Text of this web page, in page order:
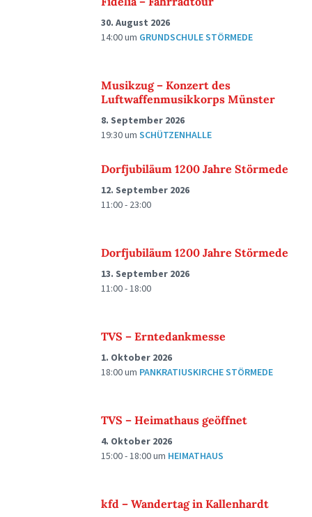
30. August 2026
14:00um GRUNDSCHULE STÖRMEDE
Musikzug – Konzert des
Luftwaffenmusikkorps Münster
8. September 2026
19:30um SCHÜTZENHALLE
Dorfjubiläum 1200 Jahre Störmede
12. September 2026
11:00 - 23:00
Dorfjubiläum 1200 Jahre Störmede
13. September 2026
11:00 - 18:00
TVS – Erntedankmesse
1. Oktober 2026
18:00um PANKRATIUSKIRCHE STÖRMEDE
TVS – Heimathaus geöffnet
4. Oktober 2026
15:00 - 18:00um HEIMATHAUS
kfd – Wandertag in Kallenhardt